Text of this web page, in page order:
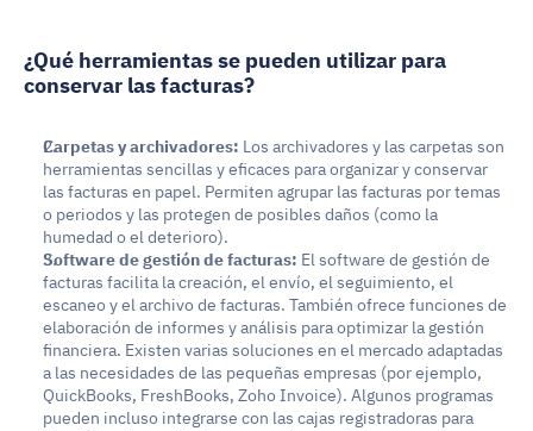
¿Qué herramientas se pueden utilizar para
conservar las facturas?
Carpetas y archivadores: Los archivadores y las carpetas son
herramientas sencillas y eficaces para organizar y conservar
las facturas en papel. Permiten agrupar las facturas por temas
o periodos y las protegen de posibles daños (como la
humedad o el deterioro).
Software de gestión de facturas: El software de gestión de
facturas facilita la creación, el envío, el seguimiento, el
escaneo y el archivo de facturas. También ofrece funciones de
elaboración de informes y análisis para optimizar la gestión
financiera. Existen varias soluciones en el mercado adaptadas
a las necesidades de las pequeñas empresas (por ejemplo,
QuickBooks, FreshBooks, Zoho Invoice). Algunos programas
pueden incluso integrarse con las cajas registradoras para